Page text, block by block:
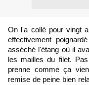
On l'a collé pour vingt
effectivement
asséché l'étang où il
les mailles du filet.
prenne comme ça
remise de peine bien